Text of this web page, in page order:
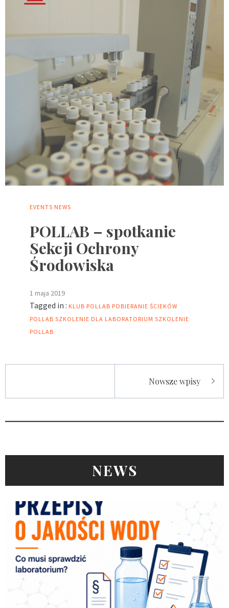
EVENTS NEWS
POLLAB – spotkanie
Sekcji Ochrony
Środowiska
1 maja 2019
Tagged in : KLUB POLLAB POBIERANIE ŚCIEKÓW
POLLAB SZKOLENIE DLA LABORATORIUM SZKOLENIE
POLLAB
Nowsze wpisy
NEWS